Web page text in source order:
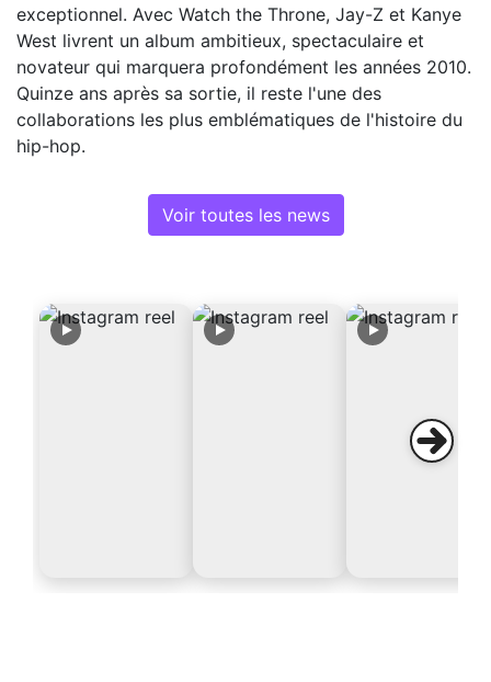
exceptionnel. Avec Watch the Throne, Jay-Z et Kanye
West livrent un album ambitieux, spectaculaire et
novateur qui marquera profondément les années 2010.
Quinze ans après sa sortie, il reste l'une des
collaborations les plus emblématiques de l'histoire du
hip-hop.
Voir toutes les news